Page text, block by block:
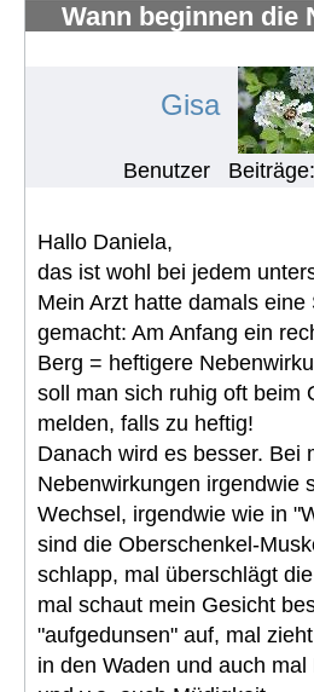
Wann beginnen die
Gisa
Benutzer
Hallo Daniela,
das ist wohl bei jedem
Mein Arzt hatte damals eine
gemacht: Am Anfang ein
Berg = heftigere
soll man sich ruhig oft beim
melden, falls zu heftig!
Danach wird es besser. Bei
Nebenwirkungen irgendwie
Wechsel, irgendwie wie in
sind die Oberschenkel-
schlapp, mal überschlägt
mal schaut mein Gesicht
"aufgedunsen" auf, mal
in den Waden und auch mal